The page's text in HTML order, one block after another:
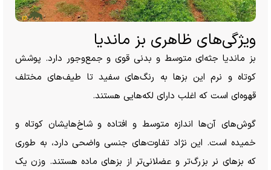
ویژگی‌های ظاهری بز ماندیا
بز ماندیا جثه‌ای متوسط و بدنی قوی و جمع‌وجور دارد. پوشش
کوتاه و نرم این بز‌ها به رنگ‌های سفید تا طیف‌های مختلف
قهوه‌ای است که اغلب دارای لکه‌هایی هستند.
گوش‌های آن‌ها اندازه متوسط و افتاده و شاخ‌هایشان کوتاه و
خمیده است. این نژاد تفاوت‌های جنسی واضحی دارد، به طوری
که بز‌های نر بزرگ‌تر و عضلانی‌تر از بز‌های ماده هستند. وزن یک